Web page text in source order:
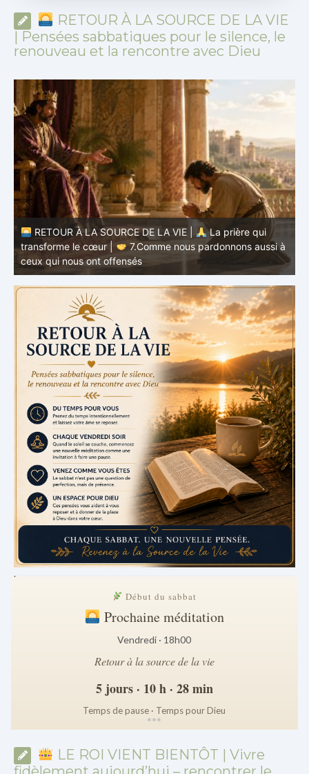
RETOUR À LA SOURCE DE LA VIE
| Pensées sabbatiques pour le silence, le
renouveau et la rencontre avec Dieu
RETOUR À LA SOURCE DE LA VIE |
La prière qui
transforme le cœur |
6.Et pardonne-nous nos offenses
.
Début du sabbat
Prochaine méditation
Vendredi · 18h00
Retour à la source de la vie
5 jours · 10 h · 28 min
Temps de pause · Temps pour Dieu
***
LE ROI VIENT BIENTÔT | Vivre